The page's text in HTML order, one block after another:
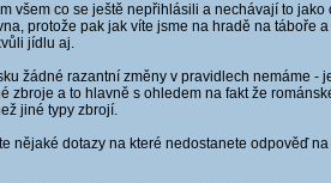
všem co se ještě nepřihlásili a nechávají to
protože pak jak víte jsme na hradě na táboře
jídlu aj.
žádné razantní změny v pravidlech nemáme -
zbroje a to hlavně s ohledem na fakt že
jiné typy zbrojí.
nějaké dotazy na které nedostanete odpověď